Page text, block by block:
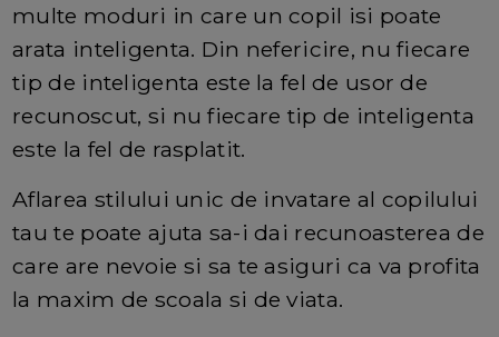
multe moduri in care un copil isi poate
arata inteligenta. Din nefericire, nu fiecare
tip de inteligenta este la fel de usor de
recunoscut, si nu fiecare tip de inteligenta
este la fel de rasplatit.
Aflarea stilului unic de invatare al copilului
tau te poate ajuta sa-i dai recunoasterea de
care are nevoie si sa te asiguri ca va profita
la maxim de scoala si de viata.